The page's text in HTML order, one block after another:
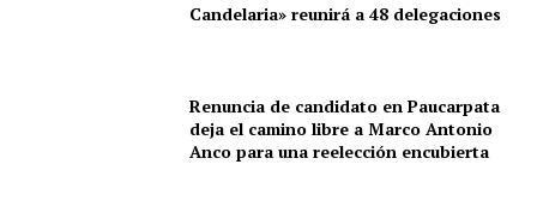
Candelaria» reunirá a 48 delegaciones
Renuncia de candidato en Paucarpata
deja el camino libre a Marco Antonio
Anco para una reelección encubierta